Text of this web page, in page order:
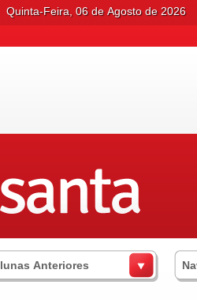
Quinta-Feira, 06 de Agosto de 2026
Anteriores